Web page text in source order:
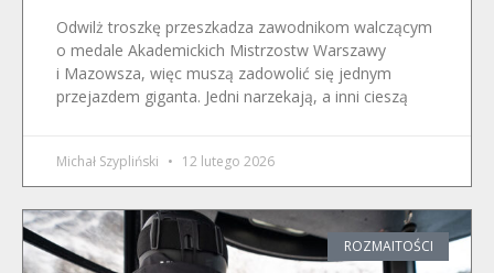
Odwilż troszkę przeszkadza zawodnikom walczącym
o medale Akademickich Mistrzostw Warszawy
i Mazowsza, więc muszą zadowolić się jednym
przejazdem giganta. Jedni narzekają, a inni cieszą
Michał Szypliński 12 lutego 2026
ROZMAITOŚCI